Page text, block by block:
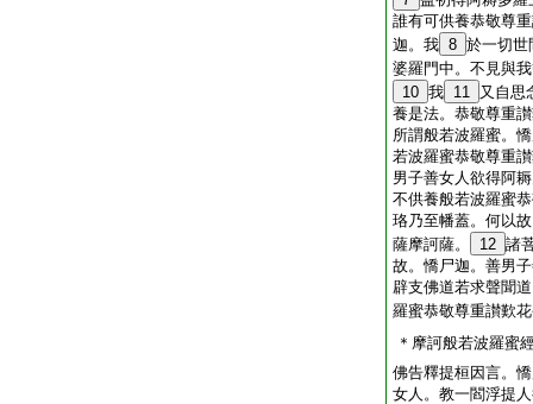
誰有可供養恭敬尊
迦。我 8 於一切世
婆羅門中。不見與
10 我 11 又自思
養是法。恭敬尊重
所謂般若波羅蜜。
若波羅蜜恭敬尊重
男子善女人欲得阿
不供養般若波羅蜜
珞乃至幡蓋。何以
薩摩訶薩。
12 諸
故。憍尸迦。善男
辟支佛道若求聲聞
羅蜜恭敬尊重讃歎
＊摩訶般若波羅蜜
佛告釋提桓因言。
女人。教一閻浮提